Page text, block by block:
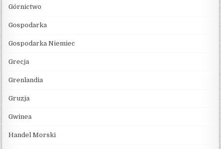
Górnictwo
Gospodarka
Gospodarka Niemiec
Grecja
Grenlandia
Gruzja
Gwinea
Handel Morski